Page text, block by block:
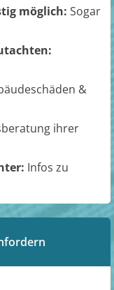
möglich: Sogar
&
ihrer
Infos zu